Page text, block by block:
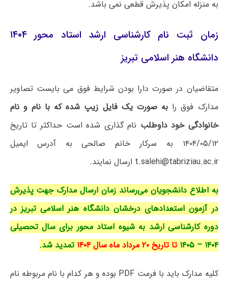
به منزله امکان پذیرش قطعی نمی باشد.
زمان ثبت نام کارشناسی ارشد استاد محور ۱۴۰۴
دانشگاه هنر اسلامی تبریز
متقاضیان در صورت دارا بودن شرایط فوق می بایست تصاویر
مدارک فوق را به صورت یک فایل زیپ شده که با نام و نام
خانوادگی خود داوطلب نام گذاری شده است حداکثر تا تاریخ
۱۴۰۴/۰۵/۱۲ به سرکار خانم صالحی به آدرس ایمیل
t.salehi@tabriziau.ac.ir ارسال نمایند.
به اطلاع دانشجویان می‌رساند زمان ارسال مدارک جهت پذیرش
در آزمون استعدادهای درخشان دانشگاه هنر اسلامی تبریز در
دوره‌ کارشناسی ارشد به شیوه استاد محور برای سال تحصیلی
۱۴۰۴ – ۱۴۰۵
تا تاریخ ۲۰ مرداد ماه سال ۱۴۰۴ تمدید شد.
کلیه مدارک باید با فرمت PDF بوده و هر کدام با نام مربوطه نام